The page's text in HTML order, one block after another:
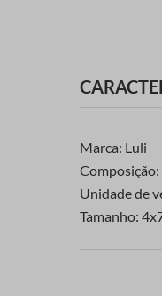
Marca: Luli
Unidade de
Tamanho: